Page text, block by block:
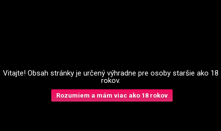
Vitajte! Obsah stránky je určený výhradne pre osoby staršie ako 18
rokov.
Rozumiem a mám viac ako 18 rokov